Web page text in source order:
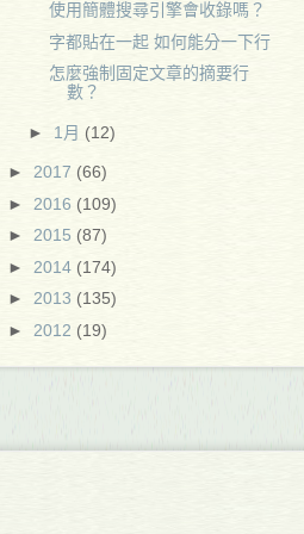
使用簡體搜尋引擎會收錄嗎？
字都貼在一起 如何能分一下行
怎麼強制固定文章的摘要行
數？
► 1月 (12)
► 2017 (66)
► 2016 (109)
► 2015 (87)
► 2014 (174)
► 2013 (135)
► 2012 (19)